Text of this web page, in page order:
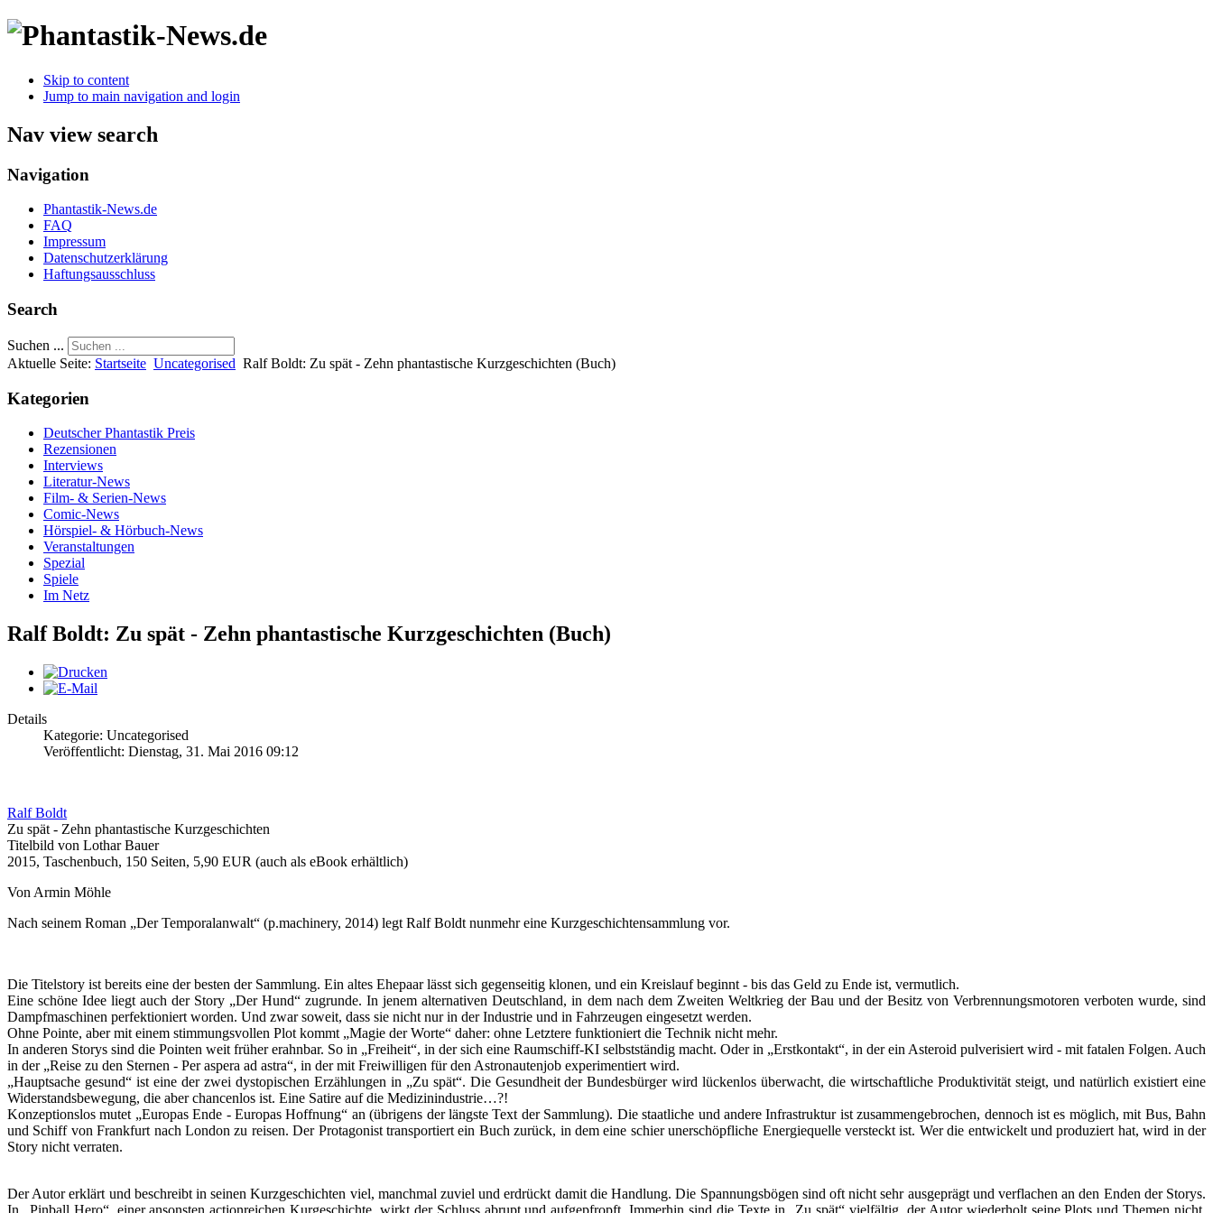
Skip to content
Jump to main navigation and login
Nav view search
Navigation
Phantastik-News.de
FAQ
Impressum
Datenschutzerklärung
Haftungsausschluss
Search
Suchen ...
Aktuelle Seite: Startseite Uncategorised Ralf Boldt: Zu spät - Zehn phantastische Kurzgeschichten (Buch)
Kategorien
Deutscher Phantastik Preis
Rezensionen
Interviews
Literatur-News
Film- & Serien-News
Comic-News
Hörspiel- & Hörbuch-News
Veranstaltungen
Spezial
Spiele
Im Netz
Ralf Boldt: Zu spät - Zehn phantastische Kurzgeschichten (Buch)
Details
Kategorie: Uncategorised
Veröffentlicht: Dienstag, 31. Mai 2016 09:12
Ralf Boldt
Zu spät - Zehn phantastische Kurzgeschichten
Titelbild von Lothar Bauer
2015, Taschenbuch, 150 Seiten, 5,90 EUR (auch als eBook erhältlich)
Von Armin Möhle
Nach seinem Roman „Der Temporalanwalt“ (p.machinery, 2014) legt Ralf Boldt nunmehr eine Kurzgeschichtensammlung vor.
Die Titelstory ist bereits eine der besten der Sammlung. Ein altes Ehepaar lässt sich gegenseitig klonen, und ein Kreislauf beginnt - bis das Geld zu Ende ist, vermutlich.
Eine schöne Idee liegt auch der Story „Der Hund“ zugrunde. In jenem alternativen Deutschland, in dem nach dem Zweiten Weltkrieg der Bau und der Besitz von Verbrennungsmotoren verboten wurde, sind
Dampfmaschinen perfektioniert worden. Und zwar soweit, dass sie nicht nur in der Industrie und in Fahrzeugen eingesetzt werden.
Ohne Pointe, aber mit einem stimmungsvollen Plot kommt „Magie der Worte“ daher: ohne Letztere funktioniert die Technik nicht mehr.
In anderen Storys sind die Pointen weit früher erahnbar. So in „Freiheit“, in der sich eine Raumschiff-KI selbstständig macht. Oder in „Erstkontakt“, in der ein Asteroid pulverisiert wird - mit fatalen Folgen. Auch
in der „Reise zu den Sternen - Per aspera ad astra“, in der mit Freiwilligen für den Astronautenjob experimentiert wird.
„Hauptsache gesund“ ist eine der zwei dystopischen Erzählungen in „Zu spät“. Die Gesundheit der Bundesbürger wird lückenlos überwacht, die wirtschaftliche Produktivität steigt, und natürlich existiert eine
Widerstandsbewegung, die aber chancenlos ist. Eine Satire auf die Medizinindustrie…?!
Konzeptionslos mutet „Europas Ende - Europas Hoffnung“ an (übrigens der längste Text der Sammlung). Die staatliche und andere Infrastruktur ist zusammengebrochen, dennoch ist es möglich, mit Bus, Bahn
und Schiff von Frankfurt nach London zu reisen. Der Protagonist transportiert ein Buch zurück, in dem eine schier unerschöpfliche Energiequelle versteckt ist. Wer die entwickelt und produziert hat, wird in der
Story nicht verraten.
Der Autor erklärt und beschreibt in seinen Kurzgeschichten viel, manchmal zuviel und erdrückt damit die Handlung. Die Spannungsbögen sind oft nicht sehr ausgeprägt und verflachen an den Enden der Storys.
In „Pinball Hero“, einer ansonsten actionreichen Kurgeschichte, wirkt der Schluss abrupt und aufgepfropft. Immerhin sind die Texte in „Zu spät“ vielfältig, der Autor wiederholt seine Plots und Themen nicht,